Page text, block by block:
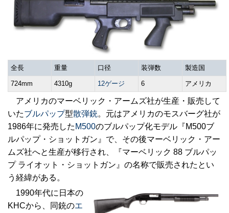
全長 重量 口径 装弾数 製造国
724mm 4310g 12ゲージ 6 アメリカ
アメリカのマーベリック・アームズ社が生産・販売して
いたブルパップ型散弾銃。元はアメリカのモスバーグ社が
1986年に発売した M500のブルパップ化モデル『M500ブ
ルパップ・ショットガン』で、その後マーベリック・アー
ムズ社へと生産が移行され、『マーベリック 88 ブルパッ
プ ライオット・ショットガン』の名称で販売されたとい
う経緯がある。
1990年代に日本の
KHCから、同銃のエ